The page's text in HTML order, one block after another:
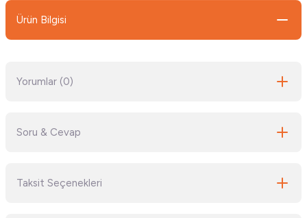
Ürün Bilgisi
Yorumlar (0)
Soru & Cevap
Taksit Seçenekleri